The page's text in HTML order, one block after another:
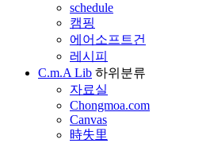
schedule
캠핑
에어소프트건
레시피
C.m.A Lib 하위분류
자료실
Chongmoa.com
Canvas
時失里